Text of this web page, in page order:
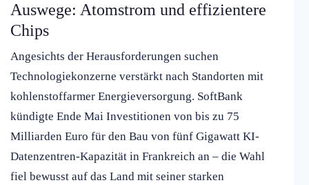
Auswege: Atomstrom und effizientere
Chips
Angesichts der Herausforderungen suchen
Technologiekonzerne verstärkt nach Standorten mit
kohlenstoffarmer Energieversorgung. SoftBank
kündigte Ende Mai Investitionen von bis zu 75
Milliarden Euro für den Bau von fünf Gigawatt KI-
Datenzentren-Kapazität in Frankreich an – die Wahl
fiel bewusst auf das Land mit seiner starken